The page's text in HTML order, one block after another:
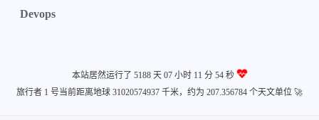
Devops